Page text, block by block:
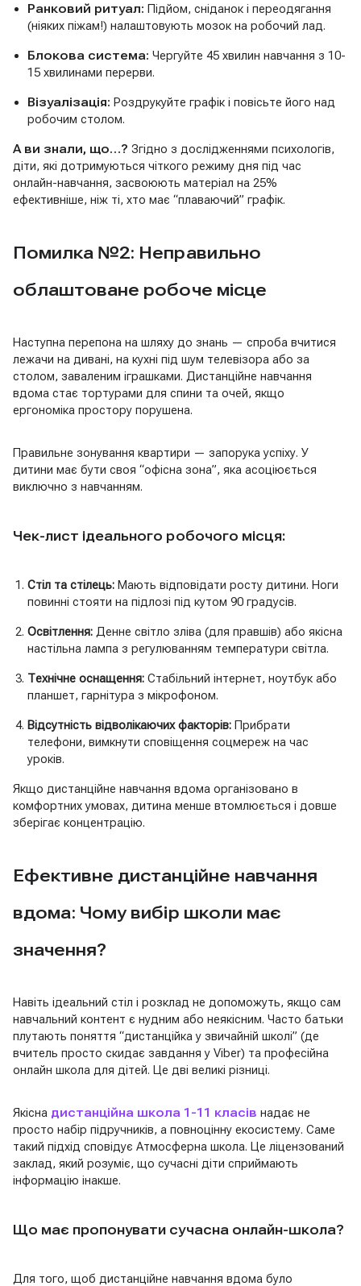
Ранковий ритуал: Підйом, сніданок і переодягання
(ніяких піжам!) налаштовують мозок на робочий лад.
Блокова система: Чергуйте 45 хвилин навчання з 10-
15 хвилинами перерви.
Візуалізація: Роздрукуйте графік і повісьте його над
робочим столом.
А ви знали, що…? Згідно з дослідженнями психологів,
діти, які дотримуються чіткого режиму дня під час
онлайн-навчання, засвоюють матеріал на 25%
ефективніше, ніж ті, хто має “плаваючий” графік.
Помилка №2: Неправильно
облаштоване робоче місце
Наступна перепона на шляху до знань — спроба вчитися
лежачи на дивані, на кухні під шум телевізора або за
столом, заваленим іграшками. Дистанційне навчання
вдома стає тортурами для спини та очей, якщо
ергономіка простору порушена.
Правильне зонування квартири — запорука успіху. У
дитини має бути своя “офісна зона”, яка асоціюється
виключно з навчанням.
Чек-лист ідеального робочого місця:
Стіл та стілець:Мають відповідати росту дитини. Ноги
повинні стояти на підлозі під кутом 90 градусів.
Освітлення:Денне світло зліва (для правшів) або якісна
настільна лампа з регулюванням температури світла.
Технічне оснащення:Стабільний інтернет, ноутбук або
планшет, гарнітура з мікрофоном.
Відсутність відволікаючих факторів:Прибрати
телефони, вимкнути сповіщення соцмереж на час
уроків.
Якщо дистанційне навчання вдома організовано в
комфортних умовах, дитина менше втомлюється і довше
зберігає концентрацію.
Ефективне дистанційне навчання
вдома: Чому вибір школи має
значення?
Навіть ідеальний стіл і розклад не допоможуть, якщо сам
навчальний контент є нудним або неякісним. Часто батьки
плутають поняття “дистанційка у звичайній школі” (де
вчитель просто скидає завдання у Viber) та професійна
онлайн школа для дітей. Це дві великі різниці.
Якісна дистанційна школа 1-11 класів надає не
просто набір підручників, а повноцінну екосистему. Саме
такий підхід сповідує Атмосферна школа. Це ліцензований
заклад, який розуміє, що сучасні діти сприймають
інформацію інакше.
Що має пропонувати сучасна онлайн-школа?
Для того, щоб дистанційне навчання вдома було